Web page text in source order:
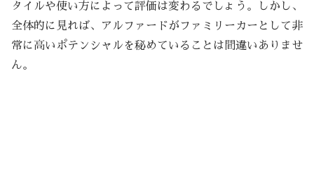
タイルや使い方によって評価は変わるでしょう。しかし、
全体的に見れば、アルファードがファミリーカーとして非
常に高いポテンシャルを秘めていることは間違いありませ
ん。